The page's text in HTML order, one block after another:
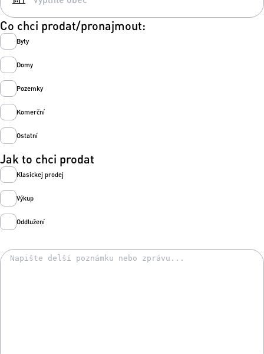
Co chci prodat/pronajmout:
Byty
Domy
Pozemky
Komerční
Ostatní
Jak to chci prodat
Klasickej prodej
Výkup
Oddlužení